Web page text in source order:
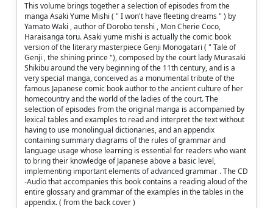
This volume brings together a selection of episodes from the
manga Asaki Yume Mishi ( " I won't have fleeting dreams " ) by
Yamato Waki , author of Dorobo tenshi , Mon Cherie Coco,
Haraisanga toru. Asaki yume mishi is actually the comic book
version of the literary masterpiece Genji Monogatari ( " Tale of
Genji , the shining prince "), composed by the court lady Murasaki
Shikibu around the very beginning of the 11th century, and is a
very special manga, conceived as a monumental tribute of the
famous Japanese comic book author to the ancient culture of her
homecountry and the world of the ladies of the court. The
selection of episodes from the original manga is accompanied by
lexical tables and examples to read and interpret the text without
having to use monolingual dictionaries, and an appendix
containing summary diagrams of the rules of grammar and
language usage whose learning is essential for readers who want
to bring their knowledge of Japanese above a basic level,
implementing important elements of advanced grammar . The CD
-Audio that accompanies this book contains a reading aloud of the
entire glossary and grammar of the examples in the tables in the
appendix. ( from the back cover )